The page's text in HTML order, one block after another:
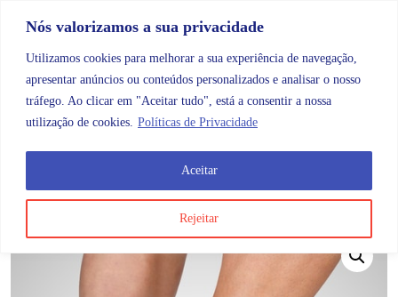
Nós valorizamos a sua privacidade
Utilizamos cookies para melhorar a sua experiência de navegação,
apresentar anúncios ou conteúdos personalizados e analisar o nosso
tráfego. Ao clicar em "Aceitar tudo", está a consentir a nossa
utilização de cookies. Políticas de Privacidade
Rejeitar
Aceitar
Categorias